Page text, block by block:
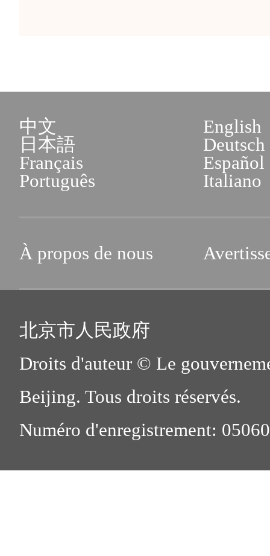
中文
English
日本語
Deutsch
Français
Español
Português
Italiano
À propos de nous
北京市人民政府
Droits d'auteur © Le
Beijing. Tous droits réservés.
Numéro d'enregistrement: